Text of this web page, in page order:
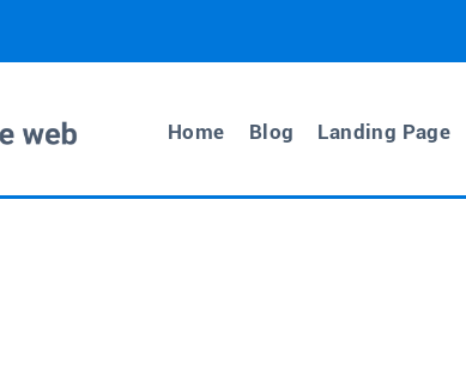
Home Blog Landing Page